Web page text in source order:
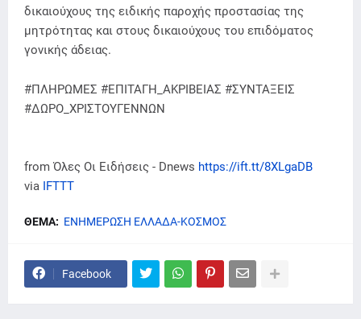
δικαιούχους της ειδικής παροχής προστασίας της
μητρότητας και στους δικαιούχους του επιδόματος
γονικής άδειας.
#ΠΛΗΡΩΜΕΣ #ΕΠΙΤΑΓΗ_ΑΚΡΙΒΕΙΑΣ #ΣΥΝΤΑΞΕΙΣ
#ΔΩΡΟ_ΧΡΙΣΤΟΥΓΕΝΝΩΝ
from Όλες Οι Ειδήσεις - Dnews https://ift.tt/8XLgaDB
via IFTTT
ΘΕΜΑ: ΕΝΗΜΕΡΩΣΗ ΕΛΛΑΔΑ-ΚΟΣΜΟΣ
Facebook